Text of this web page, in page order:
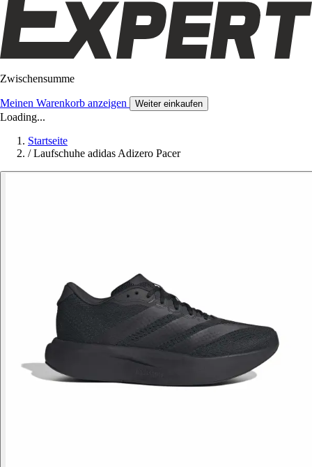
Zwischensumme
Meinen Warenkorb anzeigen Weiter einkaufen
Loading...
Startseite
/ Laufschuhe adidas Adizero Pacer